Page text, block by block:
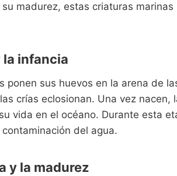
madurez, estas criaturas
la infancia
ponen sus huevos en la arena de
crías eclosionan. Una vez
vida en el océano. Durante esta
del agua.
y la madurez